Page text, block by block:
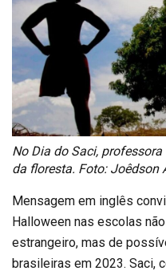
No Dia do Saci,
da floresta. Foto: Joêdson
Mensagem em inglês
Halloween nas escolas
estrangeiro, mas de
brasileiras em 2023. Saci,